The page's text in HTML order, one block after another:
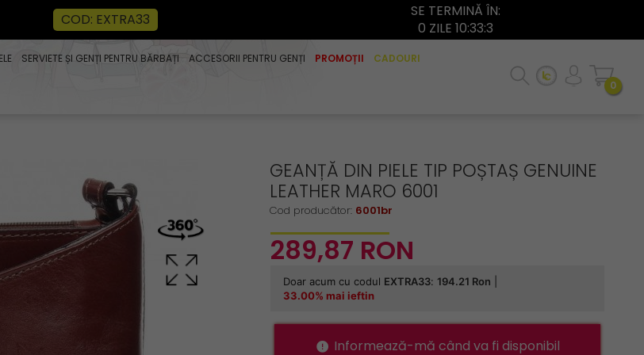
COD: EXTRA33
SE TERMINĂ ÎN:
0 ZILE 10:33:2
SERVIETE ȘI GENȚI PENTRU BĂRBAȚI ACCESORII PENTRU GENȚI PROMOȚII CADOURI
0
GEANȚĂ DIN PIELE TIP POȘTAȘ GENUINE
LEATHER MARO 6001
Cod producător: 6001br
289,87 RON
Informează-mă când va fi disponibil